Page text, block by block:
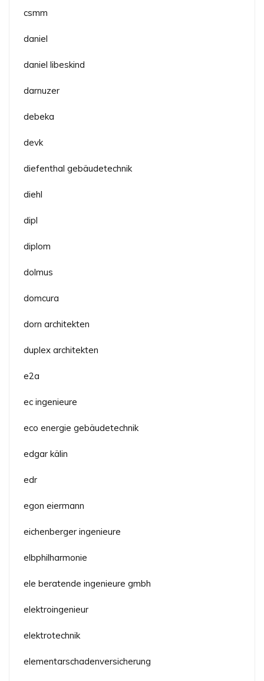
csmm
daniel
daniel libeskind
darnuzer
debeka
devk
diefenthal gebäudetechnik
diehl
dipl
diplom
dolmus
domcura
dorn architekten
duplex architekten
e2a
ec ingenieure
eco energie gebäudetechnik
edgar kälin
edr
egon eiermann
eichenberger ingenieure
elbphilharmonie
ele beratende ingenieure gmbh
elektroingenieur
elektrotechnik
elementarschadenversicherung